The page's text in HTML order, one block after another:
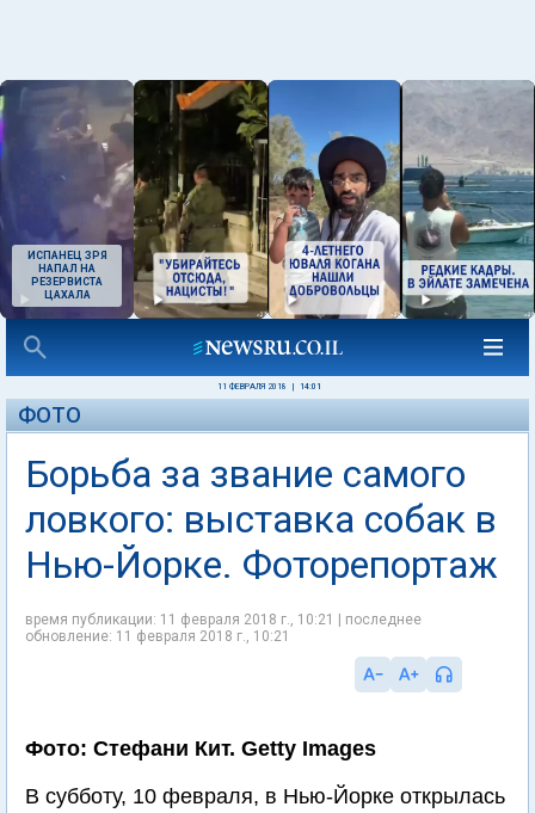
ИСПАНЕЦ ЗРЯ
НАПАЛ НА
РЕЗЕРВИСТА
ЦАХАЛА
11 ФЕВРАЛЯ 2018 14:01
ФОТО
Борьба за звание самого
ловкого: выставка собак в
Нью-Йорке. Фоторепортаж
время публикации: 11 февраля 2018 г., 10:21 | последнее
обновление: 11 февраля 2018 г., 10:21
Фото: Стефани Кит. Getty Images
В субботу, 10 февраля, в Нью-Йорке открылась